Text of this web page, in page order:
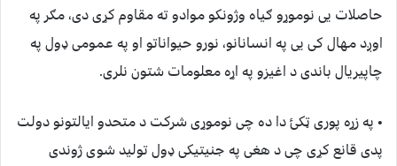
حاصلات یی نوموړو ګیاه وژونکو موادو ته مقاوم کړی دی، مګر په
اوږد مهال کی یی په انسانانو، نورو حیواناتو او په عمومی ډول په
چاپیریال باندی د اغیزو په اړه معلومات شتون نلری.
• په زړه پوری ټکئ دا ده چی نوموړی شرکت د متحدو ایالتونو دولت
پدی قانع کړی چی د هغی په جنیتیکی ډول تولید شوی ژوندی